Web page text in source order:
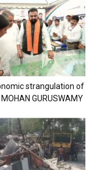
strangulation of
GURUSWAMY